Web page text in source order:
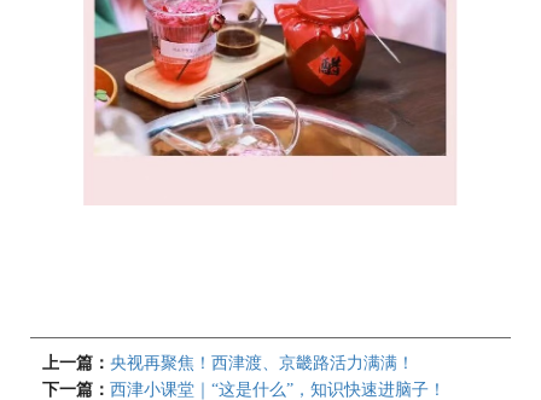
上一篇： 央视再聚焦！西津渡、京畿路活力满满！
下一篇： 西津小课堂｜“这是什么”，知识快速进脑子！